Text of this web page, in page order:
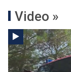
Video »